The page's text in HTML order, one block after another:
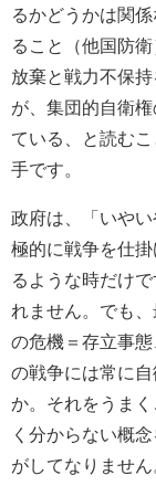
るかどうかは関
ること（他国防
放棄と戦力不保
が、集団的自衛
ている、と読む
手です。
政府は、「いや
極的に戦争を仕
るような時だけ
れません。でも
の危機＝存立事
の戦争には常に
か。それをうま
く分からない概
がしてなりません